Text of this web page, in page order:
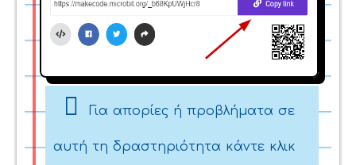
Για απορίες ή προβλήματα σε
αυτή τη δραστηριότητα κάντε κλικ